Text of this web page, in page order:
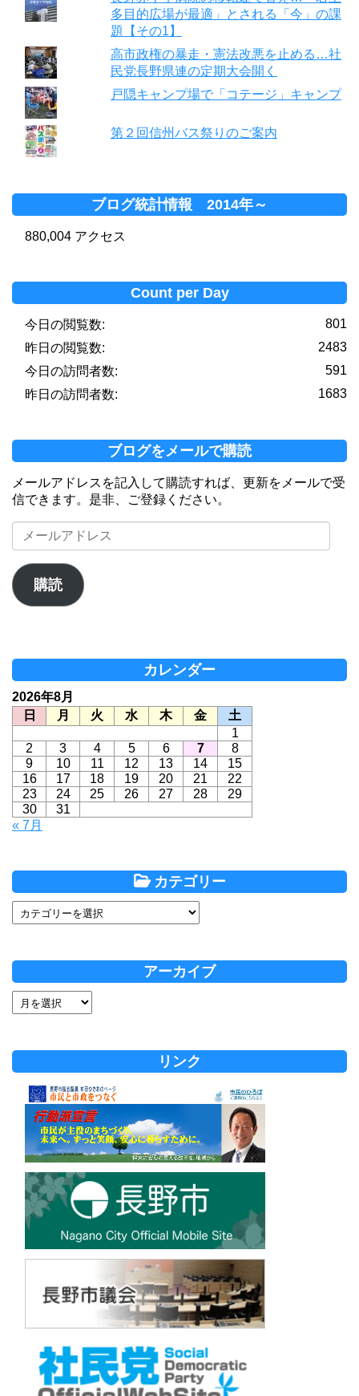
多目的広場が最適」とされる「今」の課
題【その1】
高市政権の暴走・憲法改悪を止める…社
民党長野県連の定期大会開く
戸隠キャンプ場で「コテージ」キャンプ
第２回信州バス祭りのご案内
ブログ統計情報 2014年～
880,004 アクセス
Count per Day
801
今日の閲覧数:
2483
昨日の閲覧数:
591
今日の訪問者数:
1683
昨日の訪問者数:
ブログをメールで購読
メールアドレスを記入して購読すれば、更新をメールで受
信できます。是非、ご登録ください。
メ
ー
ア
ド
購読
カレンダー
2026年8月
日
月 火 水 木 金
土
1
2
3 4 5 6 7
8
9
10 11 12 13 14
15
16
17 18 19 20 21
22
23
24 25 26 27 28
29
30
31
« 7月
カテゴリー
アーカイブ
リンク